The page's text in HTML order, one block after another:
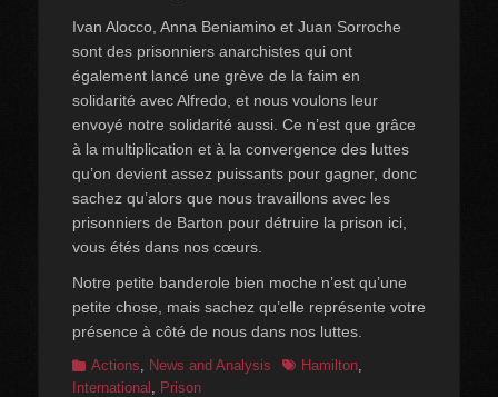
Ivan Alocco, Anna Beniamino et Juan Sorroche
sont des prisonniers anarchistes qui ont
également lancé une grève de la faim en
solidarité avec Alfredo, et nous voulons leur
envoyé notre solidarité aussi. Ce n’est que grâce
à la multiplication et à la convergence des luttes
qu’on devient assez puissants pour gagner, donc
sachez qu’alors que nous travaillons avec les
prisonniers de Barton pour détruire la prison ici,
vous étés dans nos cœurs.
Notre petite banderole bien moche n’est qu’une
petite chose, mais sachez qu’elle représente votre
présence à côté de nous dans nos luttes.
Categories
Actions News and Analysis TagsHamilton
International
Prison